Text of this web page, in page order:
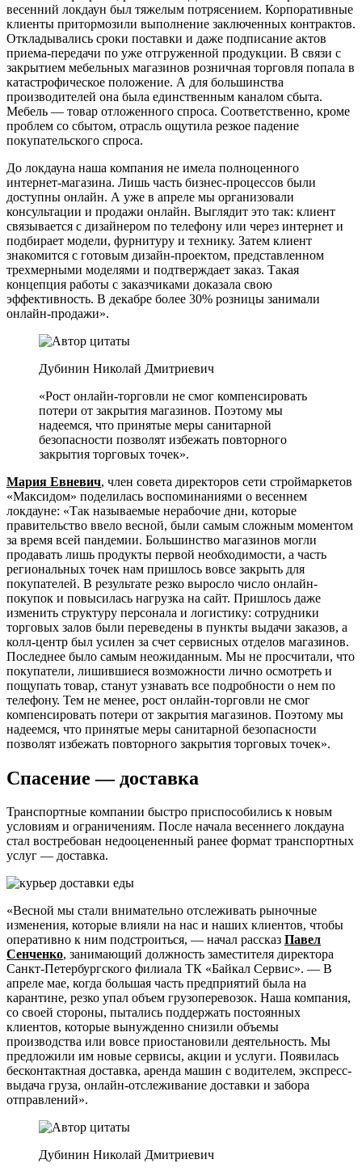
весенний локдаун был тяжелым потрясением. Корпоративные
клиенты притормозили выполнение заключенных контрактов.
Откладывались сроки поставки и даже подписание актов
приема-передачи по уже отгруженной продукции. В связи с
закрытием мебельных магазинов розничная торговля попала в
катастрофическое положение. А для большинства
производителей она была единственным каналом сбыта.
Мебель — товар отложенного спроса. Соответственно, кроме
проблем со сбытом, отрасль ощутила резкое падение
покупательского спроса.
До локдауна наша компания не имела полноценного
интернет-магазина. Лишь часть бизнес-процессов были
доступны онлайн. А уже в апреле мы организовали
консультации и продажи онлайн. Выглядит это так: клиент
связывается с дизайнером по телефону или через интернет и
подбирает модели, фурнитуру и технику. Затем клиент
знакомится с готовым дизайн-проектом, представленном
трехмерными моделями и подтверждает заказ. Такая
концепция работы с заказчиками доказала свою
эффективность. В декабре более 30% розницы занимали
онлайн-продажи».
Дубинин Николай Дмитриевич
«Рост онлайн-торговли не смог компенсировать
потери от закрытия магазинов. Поэтому мы
надеемся, что принятые меры санитарной
безопасности позволят избежать повторного
закрытия торговых точек».
Мария Евневич, член совета директоров сети строймаркетов
«Максидом» поделилась воспоминаниями о весеннем
локдауне: «Так называемые нерабочие дни, которые
правительство ввело весной, были самым сложным моментом
за время всей пандемии. Большинство магазинов могли
продавать лишь продукты первой необходимости, а часть
региональных точек нам пришлось вовсе закрыть для
покупателей. В результате резко выросло число онлайн-
покупок и повысилась нагрузка на сайт. Пришлось даже
изменить структуру персонала и логистику: сотрудники
торговых залов были переведены в пункты выдачи заказов, а
колл-центр был усилен за счет сервисных отделов магазинов.
Последнее было самым неожиданным. Мы не просчитали, что
покупатели, лишившиеся возможности лично осмотреть и
пощупать товар, станут узнавать все подробности о нем по
телефону. Тем не менее, рост онлайн-торговли не смог
компенсировать потери от закрытия магазинов. Поэтому мы
надеемся, что принятые меры санитарной безопасности
позволят избежать повторного закрытия торговых точек».
Спасение — доставка
Транспортные компании быстро приспособились к новым
условиям и ограничениям. После начала весеннего локдауна
стал востребован недооцененный ранее формат транспортных
услуг — доставка.
«Весной мы стали внимательно отслеживать рыночные
изменения, которые влияли на нас и наших клиентов, чтобы
оперативно к ним подстроиться, — начал рассказ Павел
Сенченко, занимающий должность заместителя директора
Санкт-Петербургского филиала ТК «Байкал Сервис». — В
апреле мае, когда большая часть предприятий была на
карантине, резко упал объем грузоперевозок. Наша компания,
со своей стороны, пытались поддержать постоянных
клиентов, которые вынужденно снизили объемы
производства или вовсе приостановили деятельность. Мы
предложили им новые сервисы, акции и услуги. Появилась
бесконтактная доставка, аренда машин с водителем, экспресс-
выдача груза, онлайн-отслеживание доставки и забора
отправлений».
Дубинин Николай Дмитриевич